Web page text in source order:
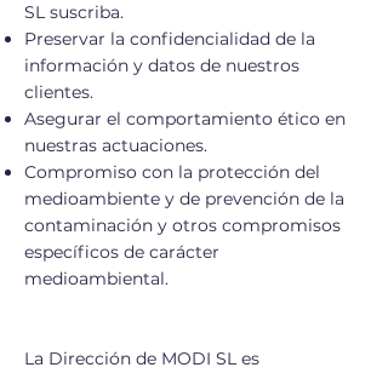
SL suscriba.
Preservar la confidencialidad de la
información y datos de nuestros
clientes.
Asegurar el comportamiento ético en
nuestras actuaciones.
Compromiso con la protección del
medioambiente y de prevención de la
contaminación y otros compromisos
específicos de carácter
medioambiental.
La Dirección de MODI SL es